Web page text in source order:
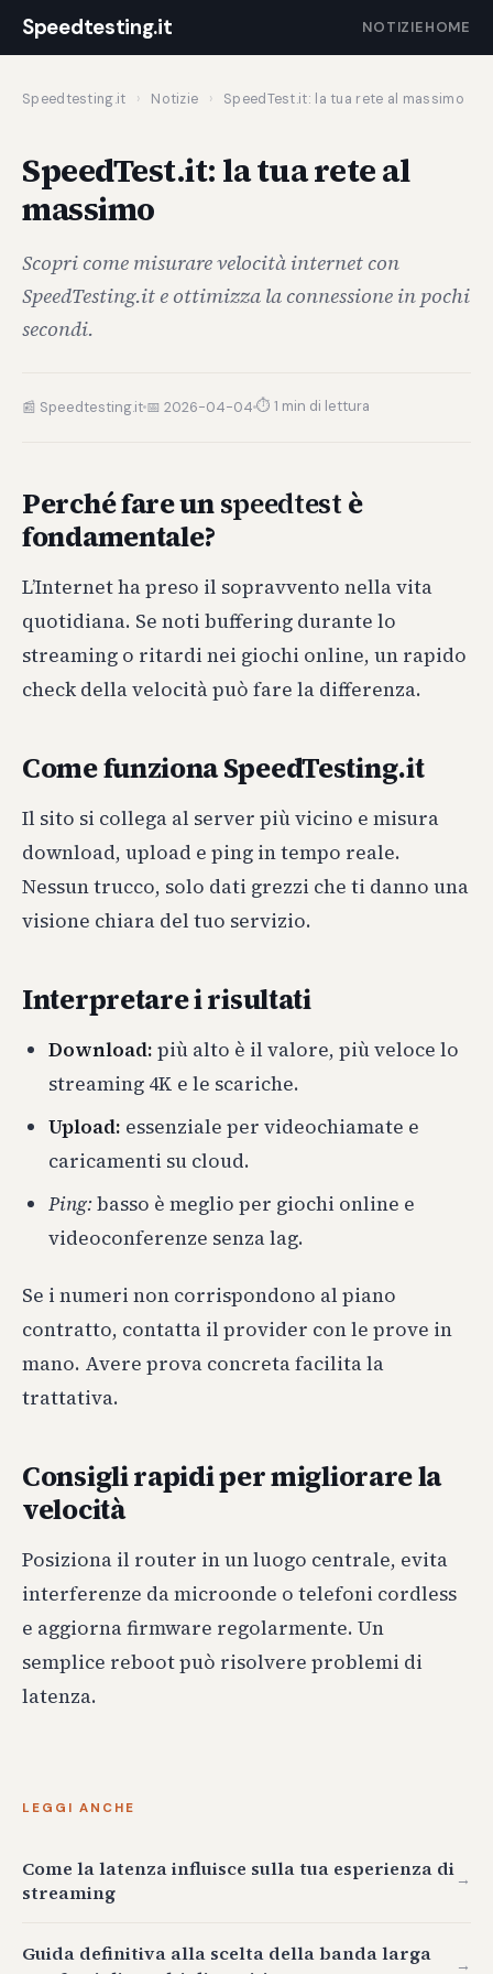
Speedtesting.it NOTIZIEHOME
Speedtesting.it › Notizie › SpeedTest.it: la tua rete al massimo
SpeedTest.it: la tua rete al
massimo
Scopri come misurare velocità internet con
SpeedTesting.it e ottimizza la connessione in pochi
secondi.
📰 Speedtesting.it 📅 2026-04-04 ⏱ 1 min di lettura
Perché fare unspeedtestè
fondamentale?
L’Internet ha preso il sopravvento nella vita
quotidiana. Se noti buffering durante lo
streaming o ritardi nei giochi online, un rapido
check della velocità può fare la differenza.
Come funziona SpeedTesting.it
Il sito si collega al server più vicino e misura
download, upload e ping in tempo reale.
Nessun trucco, solo dati grezzi che ti danno una
visione chiara del tuo servizio.
Interpretare i risultati
Download: più alto è il valore, più veloce lo
streaming 4K e le scariche.
Upload: essenziale per videochiamate e
caricamenti su cloud.
Ping: basso è meglio per giochi online e
videoconferenze senza lag.
Se i numeri non corrispondono al piano
contratto, contatta il provider con le prove in
mano. Avere prova concreta facilita la
trattativa.
Consigli rapidi per migliorare la
velocità
Posiziona il router in un luogo centrale, evita
interferenze da microonde o telefoni cordless
e aggiorna firmware regolarmente. Un
semplice reboot può risolvere problemi di
latenza.
LEGGI ANCHE
Come la latenza influisce sulla tua esperienza di
streaming
→
Guida definitiva alla scelta della banda larga
→